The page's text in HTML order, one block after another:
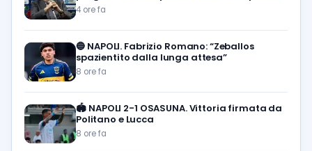
4 ore fa
🔵 NAPOLI. Fabrizio Romano: “Zeballos
spazientito dalla lunga attesa”
8 ore fa
🏟️ NAPOLI 2-1 OSASUNA. Vittoria firmata da
Politano e Lucca
8 ore fa